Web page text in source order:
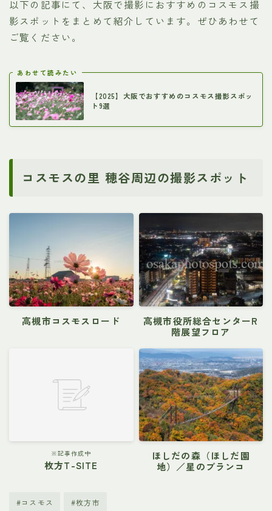
以下の記事にて、大阪で撮影におすすめのコスモス撮
影スポットをまとめて紹介しています。ぜひあわせて
ご覧ください。
あわせて読みたい
【2025】大阪でおすすめのコスモス撮影スポッ
ト9選
コスモスの里 穂谷周辺の撮影スポット
高槻市コスモスロード
高槻市役所総合センターR
階展望フロア
※記事作成中
枚方T-SITE
ほしだの森（ほしだ園
地）／星のブランコ
#コスモス #枚方市